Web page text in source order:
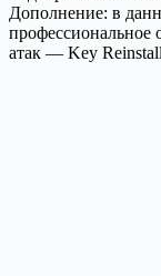
Дополнение: в
профессиональное
атак — Key